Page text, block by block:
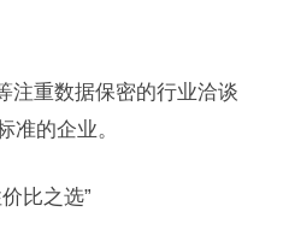
注重数据保密的行业洽谈
准的企业。
比之选”